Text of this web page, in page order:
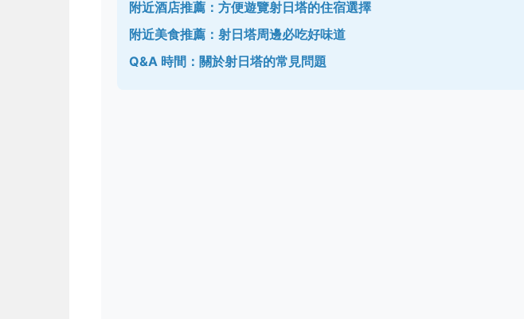
附近酒店推薦：方便遊覽射日塔的住宿選擇
附近美食推薦：射日塔周邊必吃好味道
Q&A 時間：關於射日塔的常見問題